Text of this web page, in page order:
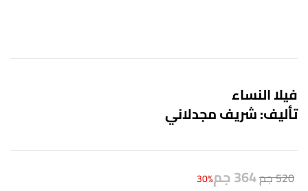
فيلا النساء
تأليف: شريف مجدلاني
520جم364جم30%